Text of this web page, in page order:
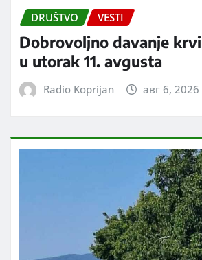
DRUŠTVO VESTI
Dobrovoljno davanje
u utorak 11. avgusta
Radio Koprijan авг 6, 2026